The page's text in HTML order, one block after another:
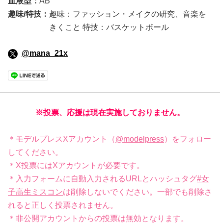
趣味/特技： 趣味：ファッション・メイクの研究、音楽を
きくこと 特技：バスケットボール
@mana_21x
※投票、応援は現在実施しておりません。
＊モデルプレスXアカウント（@modelpress）をフォロー
してください。
＊X投票にはXアカウントが必要です。
＊入力フォームに自動入力されるURLとハッシュタグ#女
子高生ミスコンは削除しないでください。一部でも削除さ
れると正しく投票されません。
＊非公開アカウントからの投票は無効となります。